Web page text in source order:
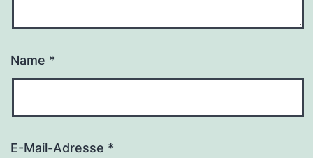
Name *
E-Mail-Adresse *